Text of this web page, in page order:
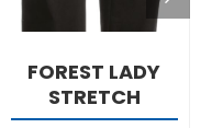
FOREST LADY
STRETCH